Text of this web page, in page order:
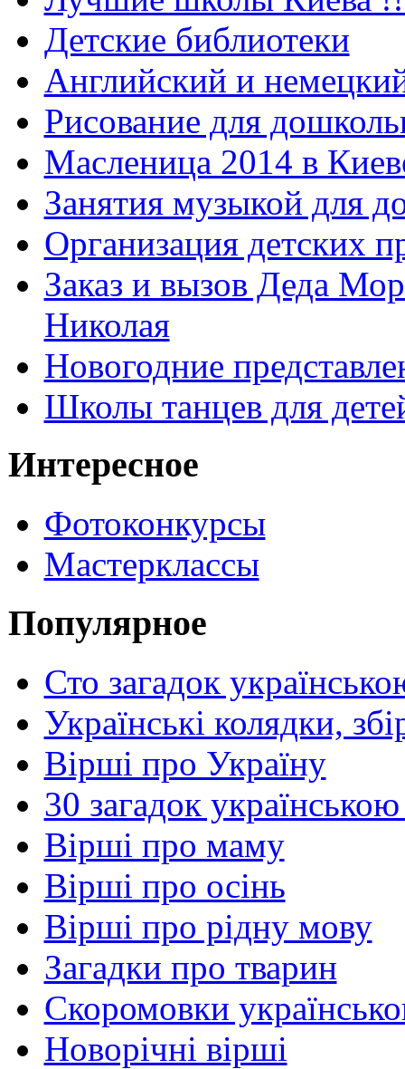
Детские библиотеки
Английский и
Рисование для
Масленица 2014 в
Занятия музыкой для
Организация детских
Заказ и вызов Деда
Николая
Новогодние
Школы танцев для
Интересное
Фотоконкурсы
Мастерклассы
Популярное
Сто загадок
Українські колядки,
Вірші про Україну
30 загадок
Вірші про маму
Вірші про осінь
Вірші про рідну мову
Загадки про тварин
Скоромовки
Новорічні вірші